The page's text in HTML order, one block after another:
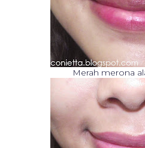
Merah merona